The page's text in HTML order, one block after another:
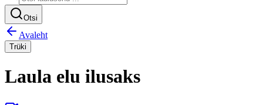
Otsi
Avaleht
Trüki
Laula elu ilusaks